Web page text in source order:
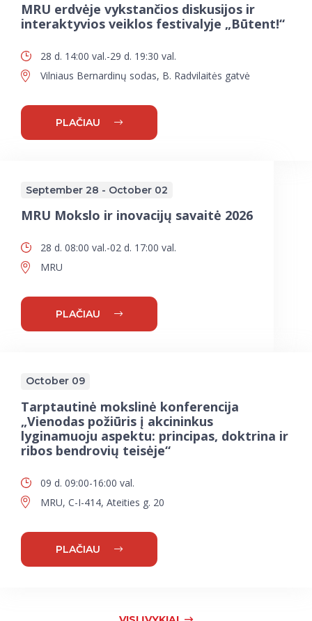
MRU erdvėje vykstančios diskusijos ir
interaktyvios veiklos festivalyje „Būtent!“
28 d. 14:00 val.-29 d. 19:30 val.
Vilniaus Bernardinų sodas, B. Radvilaitės gatvė
PLAČIAU
September 28 - October 02
MRU Mokslo ir inovacijų savaitė 2026
28 d. 08:00 val.-02 d. 17:00 val.
MRU
PLAČIAU
October 09
Tarptautinė mokslinė konferencija
„Vienodas požiūris į akcininkus
lyginamuoju aspektu: principas, doktrina ir
ribos bendrovių teisėje“
09 d. 09:00-16:00 val.
MRU, C-I-414, Ateities g. 20
PLAČIAU